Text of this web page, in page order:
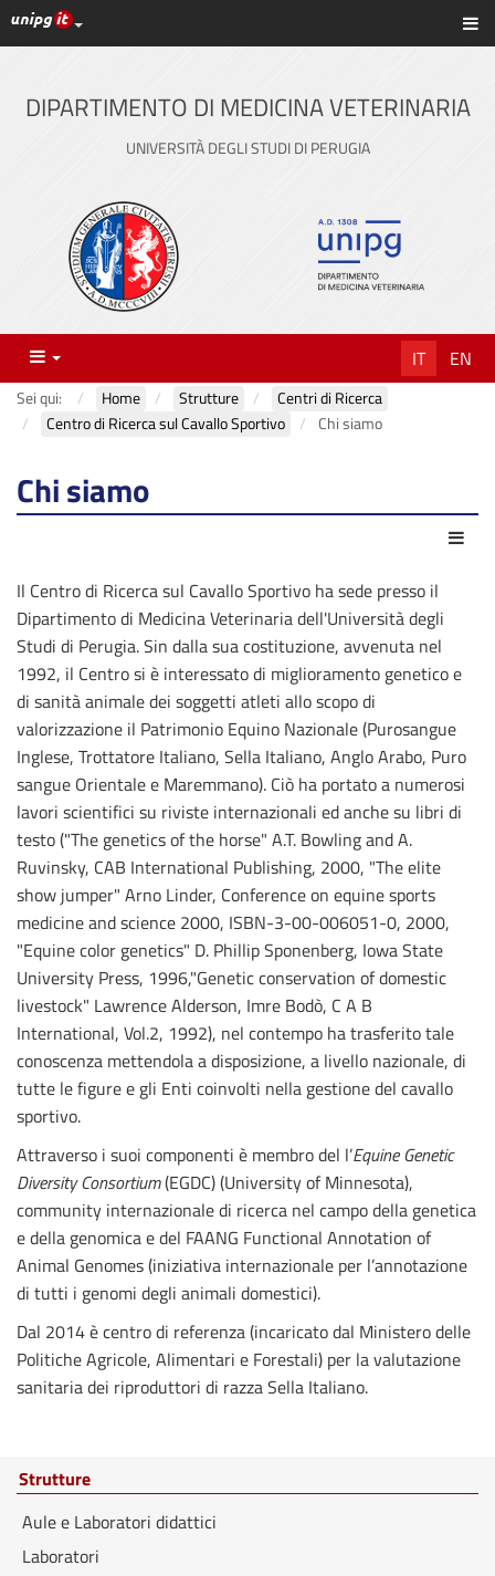
Vai
al
principale
Link ai principali servizi web di Ateneo
DIPARTIMENTO DI MEDICINA VETERINARIA
UNIVERSITÀ DEGLI STUDI DI PERUGIA
Menu IT EN
Sei qui: Home Strutture
Centri di Ricerca
Centro di Ricerca sul Cavallo Sportivo
Chi siamo
Chi siamo
Il Centro di Ricerca sul Cavallo Sportivo ha sede presso il
Dipartimento di Medicina Veterinaria dell'Università degli
Studi di Perugia. Sin dalla sua costituzione, avvenuta nel
1992, il Centro si è interessato di miglioramento genetico e
di sanità animale dei soggetti atleti allo scopo di
valorizzazione il Patrimonio Equino Nazionale (Purosangue
Inglese, Trottatore Italiano, Sella Italiano, Anglo Arabo, Puro
sangue Orientale e Maremmano). Ciò ha portato a numerosi
lavori scientifici su riviste internazionali ed anche su libri di
testo ("The genetics of the horse" A.T. Bowling and A.
Ruvinsky, CAB International Publishing, 2000, "The elite
show jumper" Arno Linder, Conference on equine sports
medicine and science 2000, ISBN-3-00-006051-0, 2000,
"Equine color genetics" D. Phillip Sponenberg, Iowa State
University Press, 1996,"Genetic conservation of domestic
livestock" Lawrence Alderson, Imre Bodò, C A B
International, Vol.2, 1992), nel contempo ha trasferito tale
conoscenza mettendola a disposizione, a livello nazionale, di
tutte le figure e gli Enti coinvolti nella gestione del cavallo
sportivo.
Attraverso i suoi componenti è membro del l’Equine Genetic
Diversity Consortium(EGDC) (University of Minnesota),
community internazionale di ricerca nel campo della genetica
e della genomica e del FAANG Functional Annotation of
Animal Genomes (iniziativa internazionale per l’annotazione
di tutti i genomi degli animali domestici).
Dal 2014 è centro di referenza (incaricato dal Ministero delle
Politiche Agricole, Alimentari e Forestali) per la valutazione
sanitaria dei riproduttori di razza Sella Italiano.
Strutture
Aule e Laboratori didattici
Laboratori